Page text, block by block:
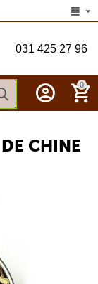
031 425 27 96
0
CHINE